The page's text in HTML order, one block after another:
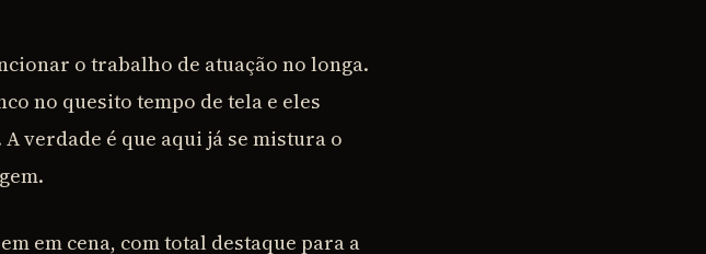
o trabalho de atuação no longa.
no quesito tempo de tela e eles
verdade é que aqui já se mistura o
em cena, com total destaque para a